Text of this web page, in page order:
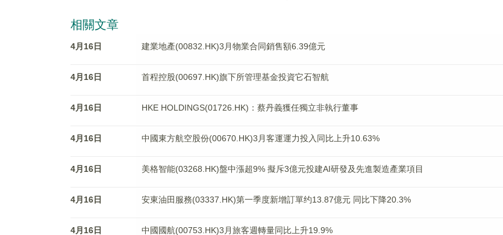
相關文章
4月16日 建業地產(00832.HK)3月物業合同銷售額6.39億元
4月16日 首程控股(00697.HK)旗下所管理基金投資它石智航
4月16日 HKE HOLDINGS(01726.HK)：蔡丹義獲任獨立非執行董事
4月16日 中國東方航空股份(00670.HK)3月客運運力投入同比上升10.63%
4月16日 美格智能(03268.HK)盤中漲超9% 擬斥3億元投建AI研發及先進製造產業項目
4月16日 安東油田服務(03337.HK)第一季度新增訂單约13.87億元 同比下降20.3%
4月16日 中國國航(00753.HK)3月旅客週轉量同比上升19.9%